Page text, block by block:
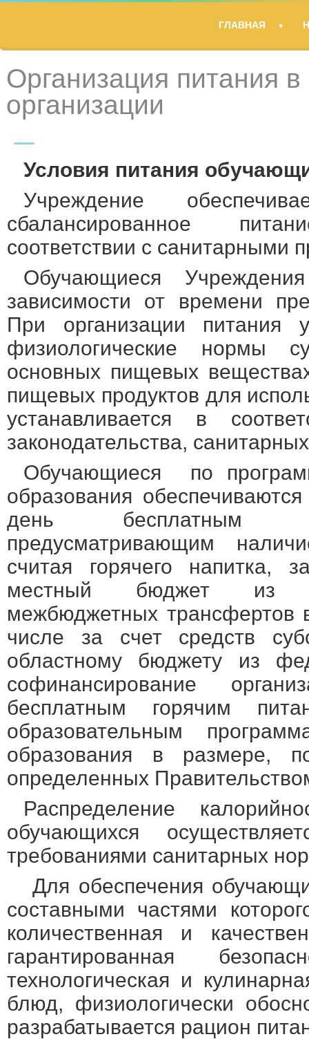
ГЛАВНАЯ
Организация питания
организации
Условия питания
Учреждение
сбалансированное
соответствии с санитарными
Обучающиеся
зависимости от времени
При организации питания
физиологические нормы
основных пищевых
пищевых продуктов для
устанавливается в
законодательства,
Обучающиеся по
образования
день бесплатным
предусматривающим
считая горячего напитка,
местный бюджет из
межбюджетных
числе за счет средств
областному бюджету из
софинансирование
бесплатным горячим
образовательным
образования в размере,
определенных
Распределение
обучающихся
требованиями санитарных
Для обеспечения
составными частями
количественная и
гарантированная
технологическая и
блюд, физиологически
разрабатывается рацион